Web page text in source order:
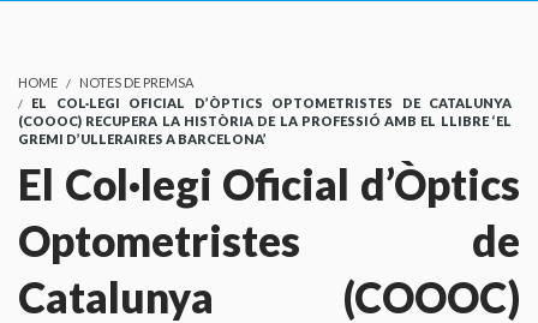
HOME
NOTES DE PREMSA
EL COL·LEGI OFICIAL D’ÒPTICS OPTOMETRISTES DE CATALUNYA
(COOOC) RECUPERA LA HISTÒRIA DE LA PROFESSIÓ AMB EL LLIBRE ‘EL
GREMI D’ULLERAIRES A BARCELONA’
El Col·legi Oficial d’Òptics
Optometristes de
Catalunya (COOOC)